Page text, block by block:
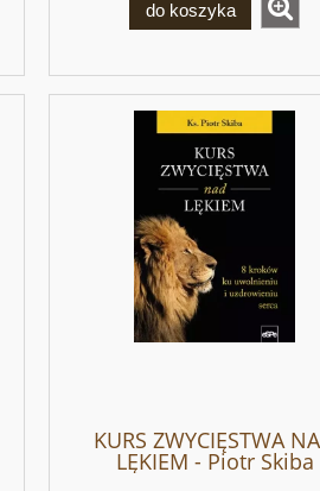
do koszyka
KURS ZWYCIĘSTWA
LĘKIEM - Piotr Skiba